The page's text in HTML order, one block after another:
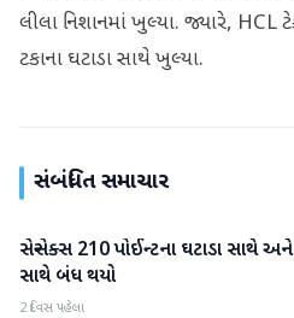
લીલા નિશાનમાં ખુલ્યા. જ્યારે,
ટકાના ઘટાડા સાથે ખુલ્યા.
સંબંધિત સમાચાર
બિઝનેસ
સેન્સેક્સ 210 પોઈન્ટના ઘટાડા સાથે અને
સાથે બંધ થયો
2 દિવસ પહેલા